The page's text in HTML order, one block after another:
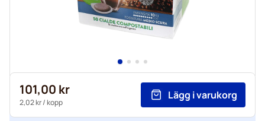
101,00 kr
2,02 kr/ kopp
Lägg i varukorg